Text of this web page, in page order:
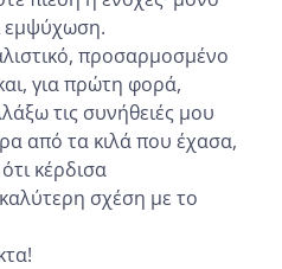
εμψύχωση.
προσαρμοσμένο
για πρώτη φορά,
τις συνήθειές μου
από τα κιλά που έχασα,
κέρδισα
σχέση με το